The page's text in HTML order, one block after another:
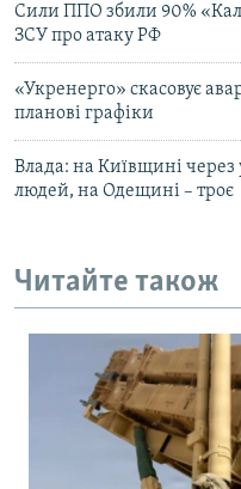
Сили ППО збили 90%
ЗСУ про атаку РФ
«Укренерго» скасовує
планові графіки
Влада: на Київщині
людей, на Одещині – троє
Читайте також